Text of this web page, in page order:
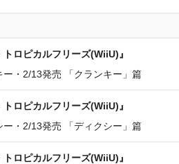
ロピカルフリーズ(WiiU)』
・2/13発売 「クランキー」篇
ロピカルフリーズ(WiiU)』
・2/13発売 「ディクシー」篇
ロピカルフリーズ(WiiU)』